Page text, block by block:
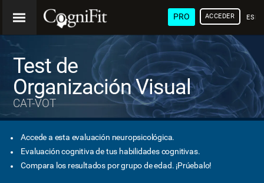
PRO ACCEDER
Test de
Organización Visual
CAT-VOT
Accede a esta evaluación neuropsicológica.
Evaluación cognitiva de tus habilidades cognitivas.
Compara los resultados por grupo de edad. ¡Prúebalo!